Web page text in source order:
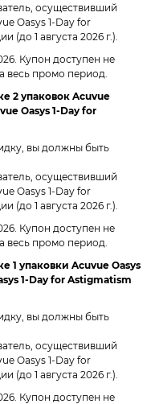
осуществивший
Oasys 1-Day for
(до 1 августа 2026 г.).
Купон доступен не
весь промо период.
2 упаковок Acuvue
Oasys 1-Day for
вы должны быть
осуществивший
Oasys 1-Day for
(до 1 августа 2026 г.).
Купон доступен не
весь промо период.
1 упаковки Acuvue Oasys
1-Day for Astigmatism
вы должны быть
осуществивший
Oasys 1-Day for
(до 1 августа 2026 г.).
Купон доступен не